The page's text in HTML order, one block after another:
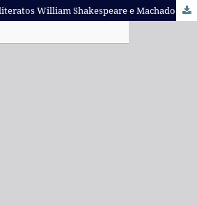
Loucura vista pelos literatos William Shakespeare e Machado de Assis e filósofos Friedrich Nietzsche e Erasmo de Rotterdam